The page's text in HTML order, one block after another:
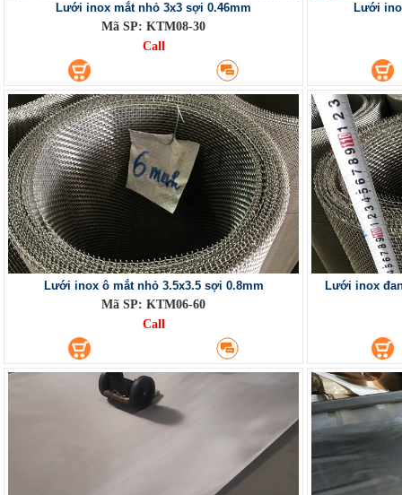
Lưới inox mắt nhỏ 3x3 sợi 0.46mm
Mã SP: KTM08-30
Call
Lưới
Lưới inox ô mắt nhỏ 3.5x3.5 sợi 0.8mm
Mã SP: KTM06-60
Call
Lưới inox